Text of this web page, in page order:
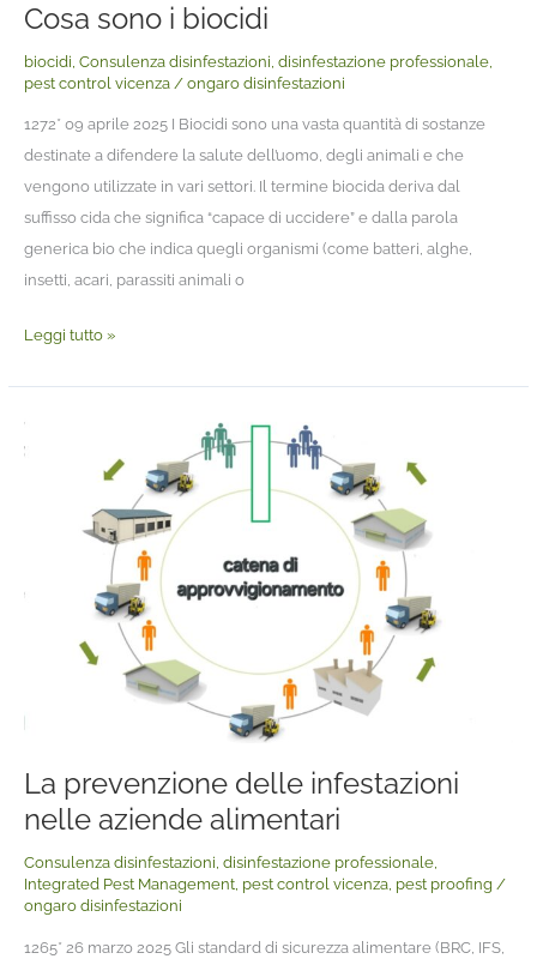
Cosa sono i biocidi
biocidi Consulenza disinfestazioni disinfestazione professionale,
pest control vicenza/ ongaro disinfestazioni
1272* 09 aprile 2025 I Biocidi sono una vasta quantità di sostanze
destinate a difendere la salute dell’uomo, degli animali e che
vengono utilizzate in vari settori. Il termine biocida deriva dal
suffisso cida che significa “capace di uccidere” e dalla parola
generica bio che indica quegli organismi (come batteri, alghe,
insetti, acari, parassiti animali o
Leggi tutto »
La prevenzione delle infestazioni
nelle aziende alimentari
Consulenza disinfestazioni disinfestazione professionale,
Integrated Pest Management, pest control vicenza, pest proofing /
ongaro disinfestazioni
1265* 26 marzo 2025 Gli standard di sicurezza alimentare (BRC, IFS,
La
prevenzione
infestazioni
alimentari